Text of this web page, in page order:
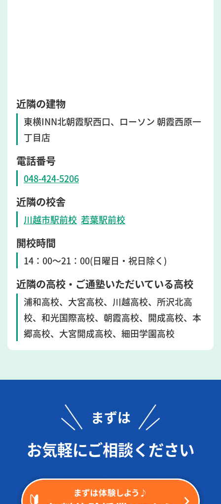
近隣の建物
東横INN北朝霞駅西口、ローソン 朝霞西原一
丁目店
電話番号
048-424-5206
近隣の校舎
川越市駅前校 若葉駅前校
開校時間
14：00～21：00(日曜日・祝日除く)
近隣の高校・ご通塾いただいている高校
浦和高校、大宮高校、川越高校、所沢北高
校、和光国際高校、朝霞高校、開成高校、本
郷高校、大宮開成高校、細田学園高校
まずは
お気軽にご相談ください